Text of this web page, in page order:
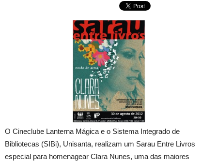
O Cineclube Lanterna Mágica e o Sistema Integrado de
Bibliotecas (SIBi), Unisanta, realizam um Sarau Entre Livros
especial para homenagear Clara Nunes, uma das maiores